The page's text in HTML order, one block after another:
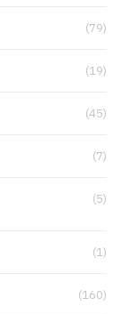
(79)
(19)
(45)
(7)
(5)
(1)
(160)